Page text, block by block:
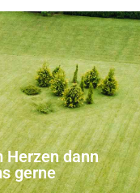
Herzen dann
gerne